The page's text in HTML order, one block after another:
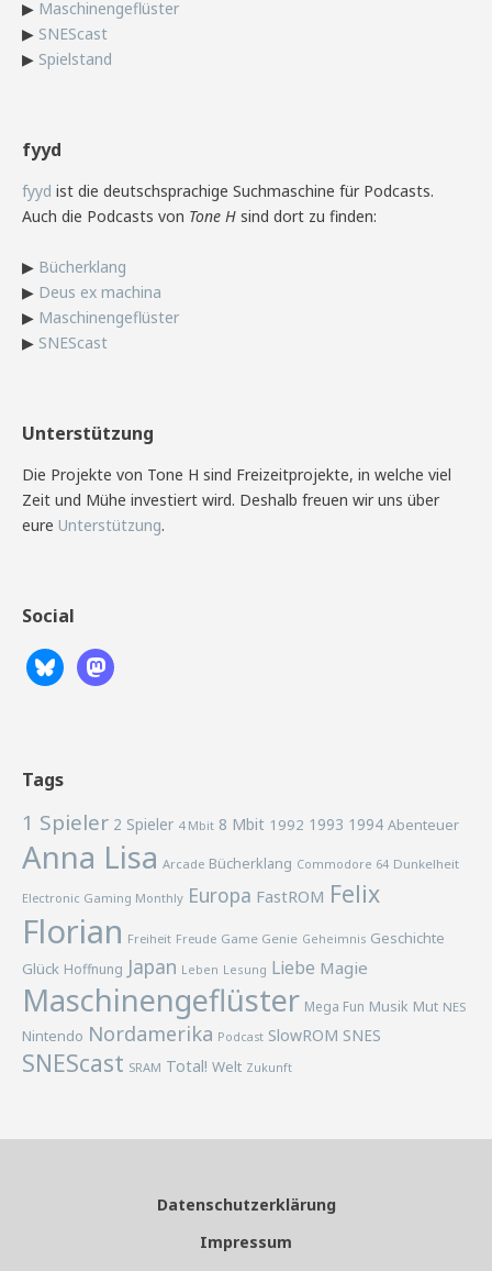
▶ Maschinengeflüster
▶ SNEScast
▶ Spielstand
fyyd
fyyd ist die deutschsprachige Suchmaschine für Podcasts.
Auch die Podcasts von Tone H sind dort zu finden:
▶ Bücherklang
▶ Deus ex machina
▶ Maschinengeflüster
▶ SNEScast
Unterstützung
Die Projekte von Tone H sind Freizeitprojekte, in welche viel
Zeit und Mühe investiert wird. Deshalb freuen wir uns über
eure Unterstützung.
Social
Tags
1 Spieler 2 Spieler 4 Mbit 8 Mbit 1992 1993 1994 Abenteuer
Anna Lisa Arcade Bücherklang Commodore 64 Dunkelheit
Electronic Gaming Monthly Europa FastROM Felix
Florian Freiheit Freude Game Genie Geheimnis Geschichte
Glück Hoffnung Japan Leben Lesung Liebe Magie
Maschinengeflüster Mega Fun Musik Mut NES
Nintendo Nordamerika Podcast SlowROM SNES
SNEScast SRAM Total! Welt Zukunft
Datenschutzerklärung
Impressum